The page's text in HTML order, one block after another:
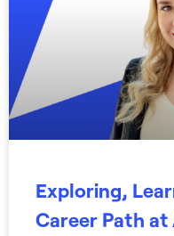
Exploring,
Career Path